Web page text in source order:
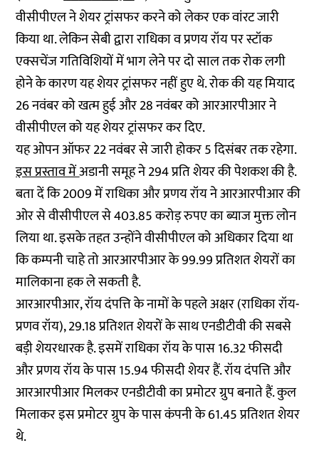
वीसीपीएल ने शेयर ट्रांसफर करने को लेकर एक वांरट जारी
किया था. लेकिन सेबी द्वारा राधिका व प्रणय रॉय पर स्टॉक
एक्सचेंज गतिविशियों में भाग लेने पर दो साल तक रोक लगी
होने के कारण यह शेयर ट्रांसफर नहीं हुए थे. रोक की यह मियाद
26 नवंबर को खत्म हुई और 28 नवंबर को आरआरपीआर ने
वीसीपीएल को यह शेयर ट्रांसफर कर दिए.
यह ओपन ऑफर 22 नवंबर से जारी होकर 5 दिसंबर तक रहेगा.
इस प्रस्ताव मेंअडानी समूह ने 294 प्रति शेयर की पेशकश की है.
बता दें कि 2009 में राधिका और प्रणय रॉय ने आरआरपीआर की
ओर से वीसीपीएल से 403.85 करोड़ रुपए का ब्याज मुक्त लोन
लिया था. इसके तहत उन्होंने वीसीपीएल को अधिकार दिया था
कि कम्पनी चाहे तो आरआरपीआर के 99.99 प्रतिशत शेयरों का
मालिकाना हक ले सकती है.
आरआरपीआर, रॉय दंपत्ति के नामों के पहले अक्षर (राधिका रॉय-
प्रणव रॉय), 29.18 प्रतिशत शेयरों के साथ एनडीटीवी की सबसे
बड़ी शेयरधारक है. इसमें राधिका रॉय के पास 16.32 फीसदी
और प्रणय रॉय के पास 15.94 फीसदी शेयर हैं. रॉय दंपत्ति और
आरआरपीआर मिलकर एनडीटीवी का प्रमोटर ग्रुप बनाते हैं. कुल
मिलाकर इस प्रमोटर ग्रुप के पास कंपनी के 61.45 प्रतिशत शेयर
थे.